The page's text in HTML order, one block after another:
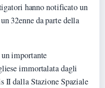
hanno notificato un
32enne da parte della
importante
immortalata dagli
II dalla Stazione Spaziale